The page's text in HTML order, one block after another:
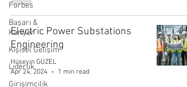
Forbes
Başarı &
Kariyer
Kişisel Gelişim
Liderlik
Girişimcilik
Electric Power Substations
Engineering
Hüseyin GÜZEL
Apr 24, 2024
1 min read